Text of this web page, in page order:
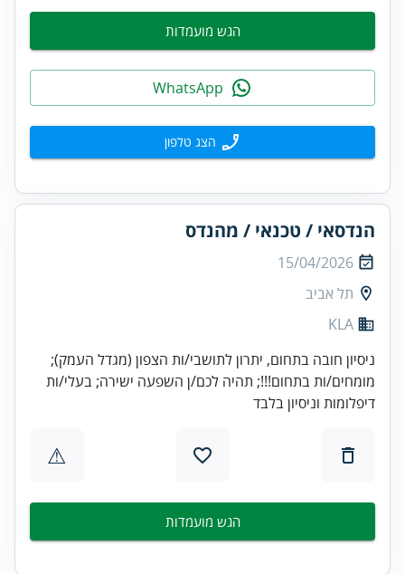
הגש מועמדות
הצג טלפון
הנדסאי / טכנאי / מהנדס
15/04/2026
תל אביב
KLA
ניסיון חובה בתחום, יתרון לתושבי/ות הצפון (מגדל העמק);
מומחים/ות בתחום!!!; תהיה לכם/ן השפעה ישירה; בעלי/ות
דיפלומות וניסיון בלבד
⚠
הגש מועמדות